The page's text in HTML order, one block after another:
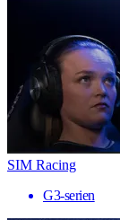
SIM Racing
G3-serien